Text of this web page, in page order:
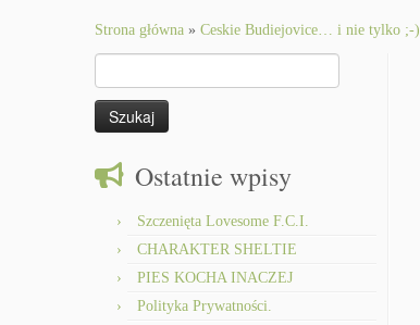
Strona główna » Ceskie Budiejovice… i nie tylko ;-)
Ostatnie wpisy
Szczenięta Lovesome F.C.I.
CHARAKTER SHELTIE
PIES KOCHA INACZEJ
Polityka Prywatności.